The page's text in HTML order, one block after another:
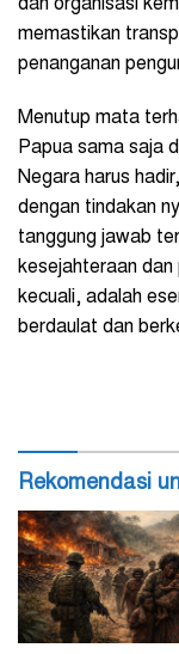
dan organisasi
memastikan
penanganan
Menutup mata
Papua sama saja
Negara harus
dengan tindakan
tanggung jawab
kesejahteraan
kecuali, adalah
berdaulat dan
Rekomendasi